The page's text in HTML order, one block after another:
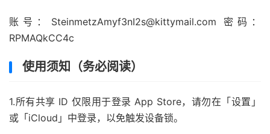
账号： SteinmetzAmyf3nI2s@kittymail.com 密码：
RPMAQkCC4c
使用须知（务必阅读）
1.所有共享 ID 仅限用于登录 App Store，请勿在「设置」
或「iCloud」中登录，以免触发设备锁。